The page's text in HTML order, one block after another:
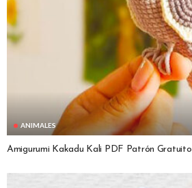
ANIMALES
Amigurumi Kakadu Kali PDF Patrón Gratuito